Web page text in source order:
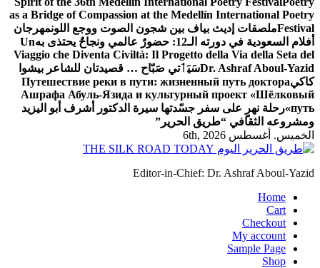
as a Bridge of Compassion at the Medellín International Poetry
Festivalملصقات إديث بياف بين شجون الصوت ووجع اللونمهرجان
أفلام السعودية في دورته الـ12: حضورٌ عالمي ونجاحٌ يحتذى به
Un
Viaggio che Diventa Civiltà: Il Progetto della Via della Seta del
Dr. Ashraf Aboul-Yazidسَيَٲتي صَبّاح … قصيدتان للشاعر بيشوا
كاكيПутешествие реки в пути: жизненный путь доктора
Ашрафа Абуль-Язида и культурный проект «Шёлковый
путь» رحلة نهرٍ على سفر جسّدتها سيرة الدكتور أشرف أبو اليزيد
ومشروعه الثقافي “طريق الحرير”
الخميس. أغسطس 6th, 2026
Editor-in-Chief: Dr. Ashraf Aboul-Yazid
Home
Cart
Checkout
My account
Sample Page
Shop